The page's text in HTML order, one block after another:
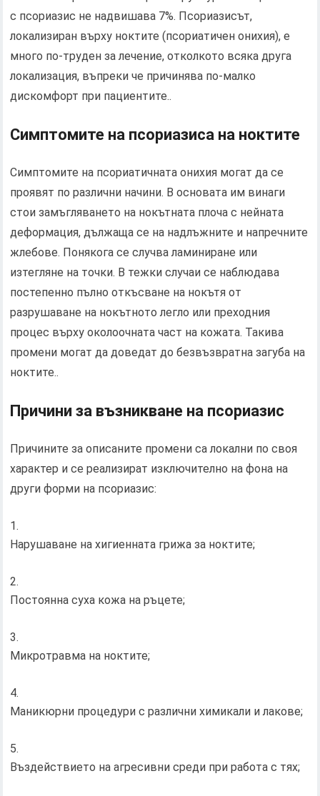
с псориазис не надвишава 7%. Псориазисът,
локализиран върху ноктите (псориатичен онихия), е
много по-труден за лечение, отколкото всяка друга
локализация, въпреки че причинява по-малко
дискомфорт при пациентите..
Симптомите на псориазиса на ноктите
Симптомите на псориатичната онихия могат да се
проявят по различни начини. В основата им винаги
стои замъгляването на нокътната плоча с нейната
деформация, дължаща се на надлъжните и напречните
жлебове. Понякога се случва ламиниране или
изтегляне на точки. В тежки случаи се наблюдава
постепенно пълно откъсване на нокътя от
разрушаване на нокътното легло или преходния
процес върху околоочната част на кожата. Такива
промени могат да доведат до безвъзвратна загуба на
ноктите..
Причини за възникване на псориазис
Причините за описаните промени са локални по своя
характер и се реализират изключително на фона на
други форми на псориазис:
Нарушаване на хигиенната грижа за ноктите;
Постоянна суха кожа на ръцете;
Микротравма на ноктите;
Маникюрни процедури с различни химикали и лакове;
Въздействието на агресивни среди при работа с тях;